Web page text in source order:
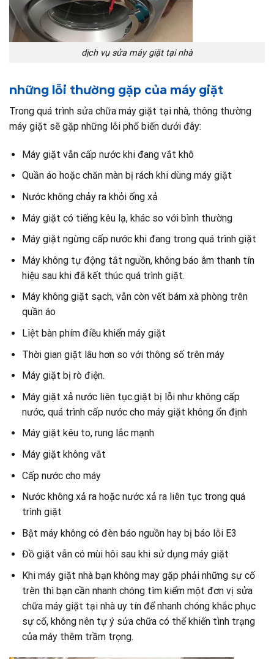
dịch vụ sửa máy giặt tại nhà
những lỗi thường gặp của máy giặt
Trong quá trình sửa chữa máy giặt tại nhà, thông thường
máy giặt sẽ gặp những lỗi phổ biến dưới đây:
Máy giặt vẫn cấp nước khi đang vắt khô
Quần áo hoặc chăn màn bị rách khi dùng máy giặt
Nước không chảy ra khỏi ống xả
Máy giặt có tiếng kêu lạ, khác so với bình thường
Máy giặt ngừng cấp nước khi đang trong quá trình giặt
Máy không tự động tắt nguồn, không báo âm thanh tín
hiệu sau khi đã kết thúc quá trình giặt.
Máy không giặt sạch, vẫn còn vết bám xà phòng trên
quần áo
Liệt bàn phím điều khiển máy giặt
Thời gian giặt lâu hơn so với thông số trên máy
Máy giặt bị rò điện.
Máy giặt xả nước liên tục.giặt bị lỗi như không cấp
nước, quá trình cấp nước cho máy giặt không ổn định
Máy giặt kêu to, rung lắc mạnh
Máy giặt không vắt
Cấp nước cho máy
Nước không xả ra hoặc nước xả ra liên tục trong quá
trình giặt
Bật máy không có đèn báo nguồn hay bị báo lỗi E3
Đồ giặt vẫn có mùi hôi sau khi sử dụng máy giặt
Khi máy giặt nhà bạn không may gặp phải những sự cố
trên thì bạn cần nhanh chóng tìm kiểm một đơn vị sửa
chữa máy giặt tại nhà uy tín để nhanh chóng khắc phục
sự cố, không nên tự ý sửa chữa có thể khiến tình trạng
của máy thêm trầm trọng.